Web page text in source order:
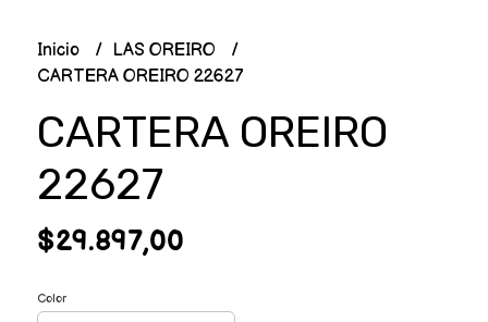
Inicio
LAS OREIRO
CARTERA OREIRO 22627
CARTERA OREIRO
22627
$29.897,00
Color